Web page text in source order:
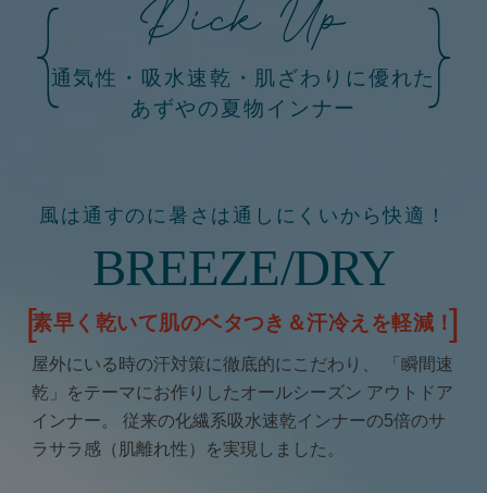
通気性・吸水速乾・肌ざわりに優れた
あずやの夏物インナー
風は通すのに暑さは通しにくいから快適！
BREEZE/DRY
素早く乾いて肌のベタつき＆汗冷えを軽減！
屋外にいる時の汗対策に徹底的にこだわり、
「瞬間速
乾」をテーマにお作りしたオールシーズン アウトドア
インナー。
従来の化繊系吸水速乾インナーの5倍のサ
ラサラ感（肌離れ性）を実現しました。